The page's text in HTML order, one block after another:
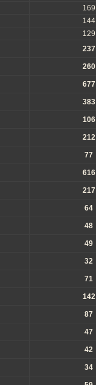
169
144
129
237
260
677
383
106
212
77
616
217
64
48
49
32
71
142
87
47
42
34